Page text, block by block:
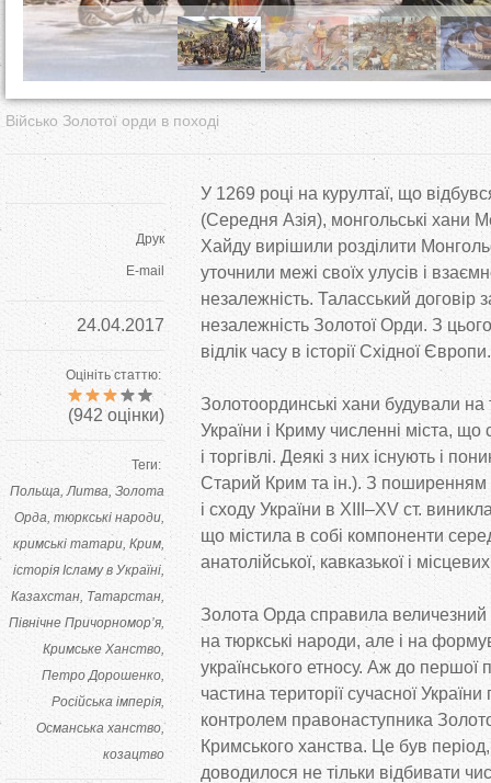
Військо Золотої орди в поході
Друк
E-mail
24.04.2017
Оцініть статтю:
(942оцінки)
Теги:
Польща Литва Золота
Орда тюркські народи
кримські татари Крим
історія Ісламу в Україні
Казахстан Татарстан
Північне Причорномор’я
Кримське Ханство
Петро Дорошенко
Російська імперія
Османська ханство
козацтво
У 1269 році на курултаї, що
(Середня Азія), монгольські хани
Хайду вирішили розділити
уточнили межі своїх улусів і
незалежність. Таласський договір
незалежність Золотої Орди. З
відлік часу в історії Східної Європи.
Золотоординські хани будували на
України і Криму численні міста, що
і торгівлі. Деякі з них існують і
Старий Крим та ін.). З поширенням
і сходу України в XIII –XV ст.
що містила в собі компоненти
анатолійської, кавказької і
Золота Орда справила
на тюркські народи, але і на
українського етносу. Аж до першої
частина території сучасної
контролем правонаступника
Кримського ханства. Це був
доводилося не тільки відбивати